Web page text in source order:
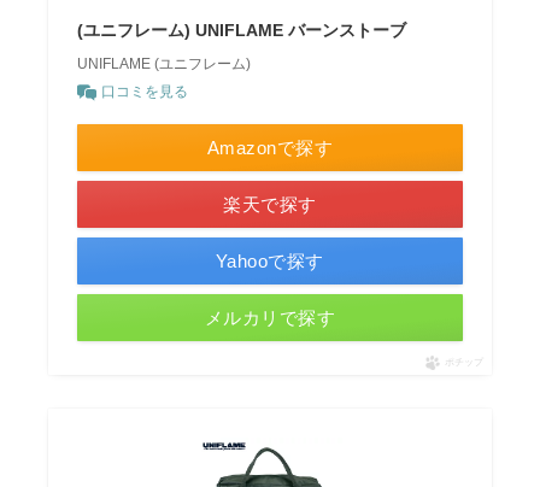
(ユニフレーム) UNIFLAME バーンストーブ
UNIFLAME (ユニフレーム)
口コミを見る
Amazonで探す
楽天で探す
Yahooで探す
メルカリで探す
ポチップ